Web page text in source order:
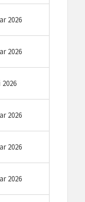
2026
2026
2026
2026
2026
2026